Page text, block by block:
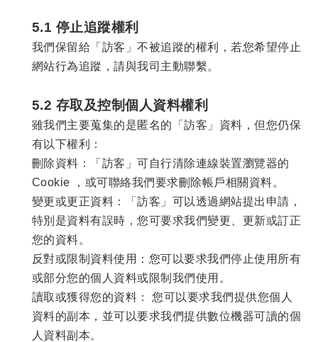
5.1 停止追蹤權利
我們保留給「訪客」不被追蹤的權利，若您希望停止
網站行為追蹤，請與我司主動聯繫。
5.2 存取及控制個人資料權利
雖我們主要蒐集的是匿名的「訪客」資料，但您仍保
有以下權利：
刪除資料：「訪客」可自行清除連線裝置瀏覽器的
Cookie ，或可聯絡我們要求刪除帳戶相關資料。
變更或更正資料：「訪客」可以透過網站提出申請，
特別是資料有誤時，您可要求我們變更、更新或訂正
您的資料。
反對或限制資料使用：您可以要求我們停止使用所有
或部分您的個人資料或限制我們使用。
讀取或獲得您的資料： 您可以要求我們提供您個人
資料的副本，並可以要求我們提供數位機器可讀的個
人資料副本。